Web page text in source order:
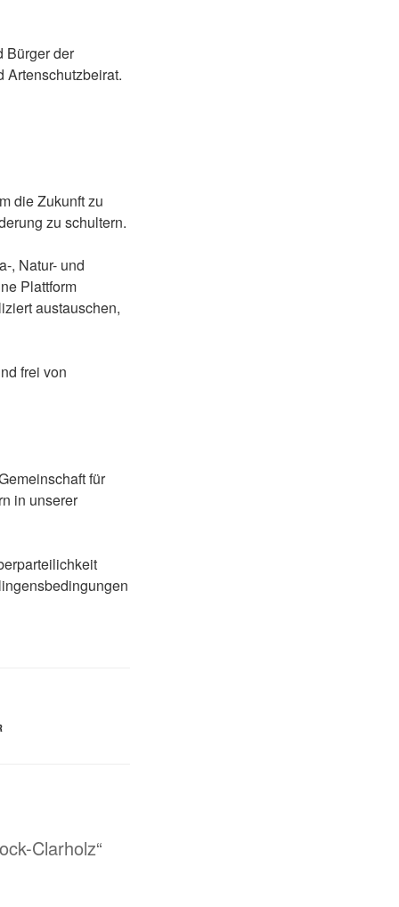
Bürger der
Artenschutzbeirat.
die Zukunft zu
zu schultern.
, Natur- und
Plattform
austauschen,
frei von
für
in unserer
Clarholz“